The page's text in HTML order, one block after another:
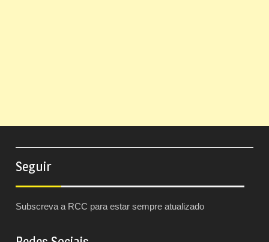
Seguir
Subscreva a RCC para estar sempre atualizado